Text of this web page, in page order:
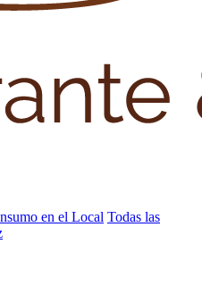
en el Local Todas las